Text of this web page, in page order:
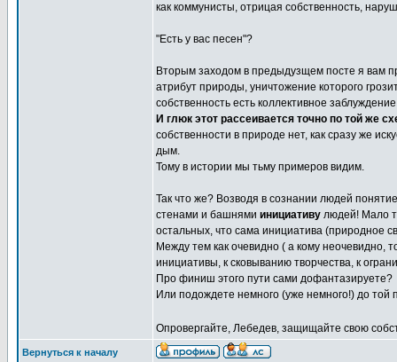
как коммунисты, отрицая собственность,
"Есть у вас песен"?
Вторым заходом в предыдузщем посте я вам
атрибут природы, уничтожение которого
собственность есть коллективное
И глюк этот рассеивается точно по той же
собственности в природе нет, как сразу же
дым.
Тому в истории мы тьму примеров видим.
Так что же? Возводя в сознании людей
стенами и башнями инициативу людей! Мало
остальных, что сама инициатива (природное
Между тем как очевидно ( а кому неочевидно,
инициативы, к сковыванию творчества, к
Про финиш этого пути сами дофантазируете?
Или подождете немного (уже немного!) до той
Опровергайте, Лебедев, защищайте свою
Вернуться к началу